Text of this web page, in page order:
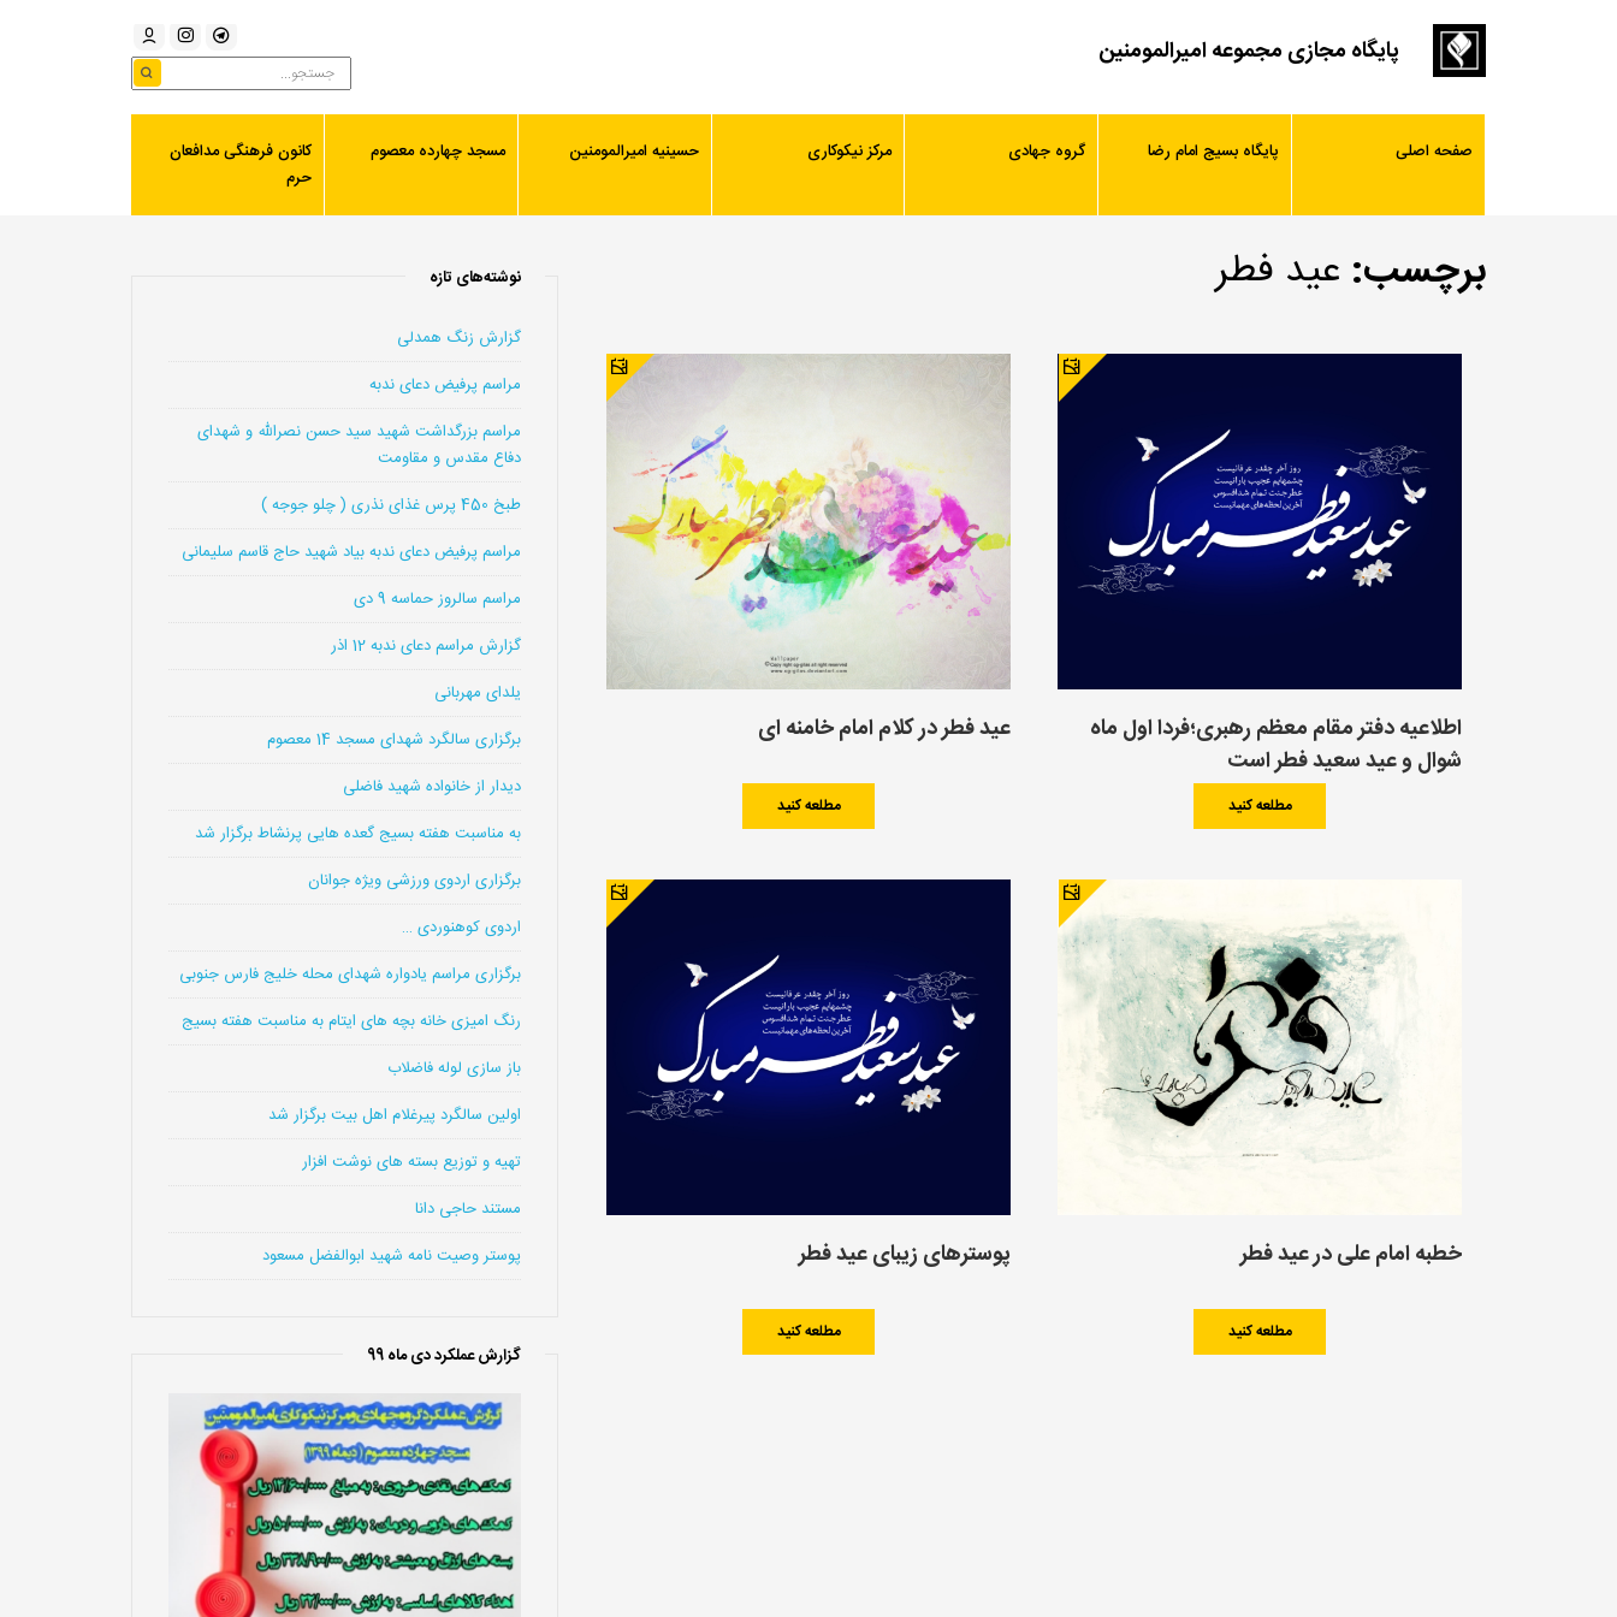
پایگاه مجازی مجموعه امیرالمومنین
صفحه اصلی پایگاه بسیج امام رضا گروه جهادی مرکز نیکوکاری حسینیه امیرالمومنین مسجد چهارده معصوم
کانون فرهنگی مدافعان
حرم
برچسب: عید فطر
اطلاعیه دفتر مقام معظم رهبری؛فردا اول ماه
شوال و عید سعید فطر است
مطلعه کنید
عید فطر در کلام امام خامنه ای
مطلعه کنید
خطبه امام علی در عید فطر
مطلعه کنید
پوسترهای زیبای عید فطر
مطلعه کنید
نوشته‌های تازه
گزارش زنگ همدلی
مراسم پرفیض دعای ندبه
مراسم بزرگداشت شهید سید حسن نصرالله و شهدای
دفاع مقدس و مقاومت
طبخ 450 پرس غذای نذری ( چلو جوجه )
مراسم پرفیض دعای ندبه بیاد شهید حاج قاسم سلیمانی
مراسم سالروز حماسه 9 دی
گزارش مراسم دعای ندبه 12 اذر
یلدای مهربانی
برگزاری سالگرد شهدای مسجد 14 معصوم
دیدار از خانواده شهید فاضلی
به مناسبت هفته بسیج گعده هایی پرنشاط برگزار شد
برگزاری اردوی ورزشی ویژه جوانان
اردوی کوهنوردی …
برگزاری مراسم یادواره شهدای محله خلیج فارس جنوبی
رنگ امیزی خانه بچه های ایتام به مناسبت هفته بسیج
باز سازی لوله فاضلاب
اولین سالگرد پیرغلام اهل بیت برگزار شد
تهیه و توزیع بسته های نوشت افزار
مستند حاجی دانا
پوستر وصیت نامه شهید ابوالفضل مسعود
گزارش عملکرد دی ماه 99